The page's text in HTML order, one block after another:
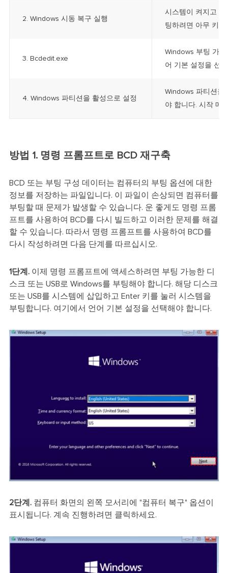
2. Windows 시동 복구 실행
시스템이 켜지고
팅하려면 아무 키
3. Bcdedit.exe
Windows 부팅 가
어 기본 설정을 선
4. Windows 파티션을 활성으로 설정
Windows 파티션을
야 합니다. 시작 메
방법 1. 명령 프롬프트로 BCD 재구축
BCD 또는 부팅 구성 데이터는 컴퓨터의 부팅 옵션에 대한
정보를 저장하는 파일입니다. 이 파일이 손상되면 컴퓨터를
부팅할 때 문제가 발생할 수 있습니다. 운 좋게도 명령 프롬
프트를 사용하여 BCD를 다시 빌드하고 이러한 문제를 해결
할 수 있습니다. 따라서 명령 프롬프트를 사용하여 BCD를
다시 작성하려면 다음 단계를 따르십시오.
1단계.이제 명령 프롬프트에 액세스하려면 부팅 가능한 디
스크 또는 USB로 Windows를 부팅해야 합니다. 해당 디스크
또는 USB를 시스템에 삽입하고 Enter 키를 눌러 시스템을
부팅합니다. 여기에서 언어 기본 설정을 선택해야 합니다.
2단계.컴퓨터 화면의 왼쪽 모서리에 "컴퓨터 복구" 옵션이
표시됩니다. 계속 진행하려면 클릭하세요.